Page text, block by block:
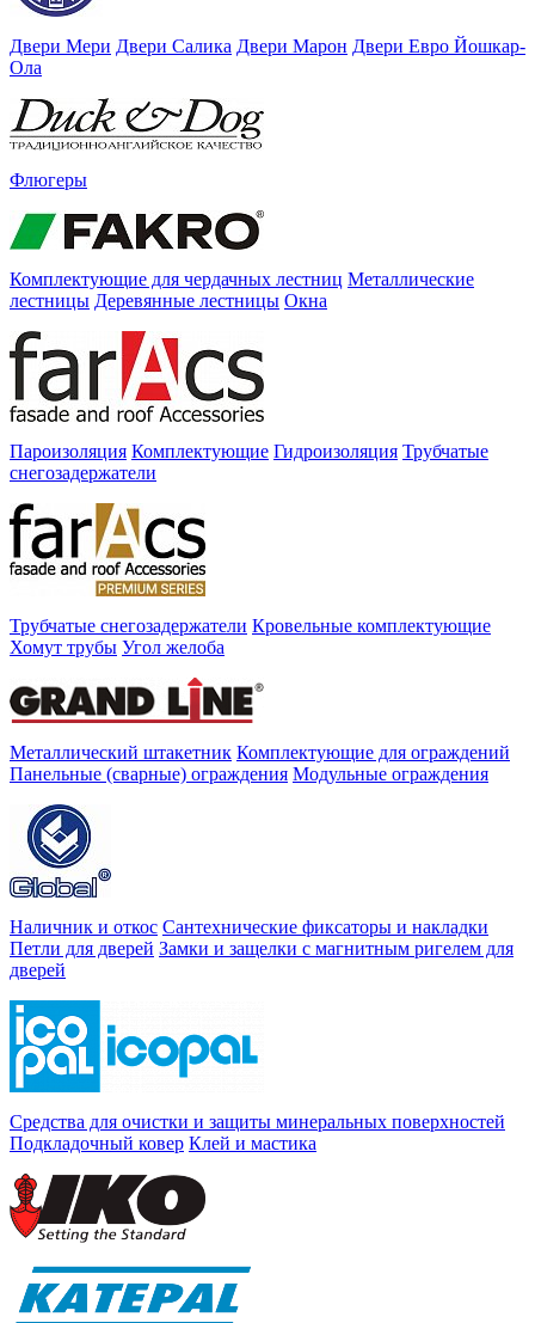
Двери Мери Двери Салика Двери Марон Двери Евро Йошкар-
Ола
Флюгеры
Комплектующие для чердачных лестниц Металлические
лестницы Деревянные лестницы Окна
Пароизоляция Комплектующие Гидроизоляция Трубчатые
снегозадержатели
Трубчатые снегозадержатели Кровельные комплектующие
Хомут трубы Угол желоба
Металлический штакетник Комплектующие для ограждений
Панельные (сварные) ограждения Модульные ограждения
Наличник и откос Сантехнические фиксаторы и накладки
Петли для дверей Замки и защелки с магнитным ригелем для
дверей
Средства для очистки и защиты минеральных поверхностей
Подкладочный ковер Клей и мастика